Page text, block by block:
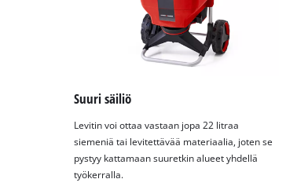
Suuri säiliö
Levitin voi ottaa vastaan jopa 22 litraa
siemeniä tai levitettävää materiaalia, joten se
pystyy kattamaan suuretkin alueet yhdellä
työkerralla.